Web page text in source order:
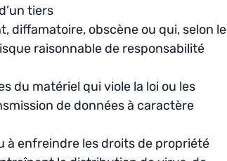
tiers
diffamatoire, obscène ou qui, selon le
raisonnable de responsabilité
du matériel qui viole la loi ou les
de données à caractère
à enfreindre les droits de propriété